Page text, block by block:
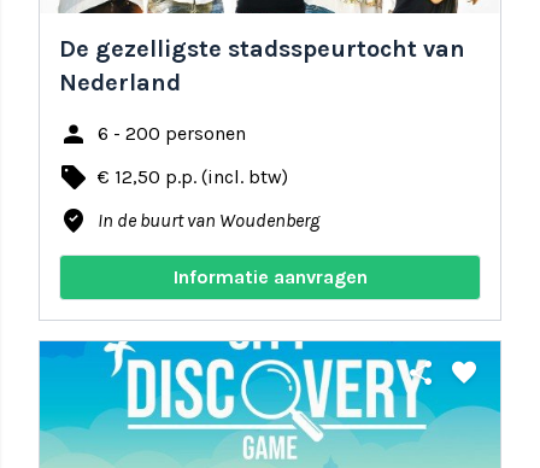
De gezelligste stadsspeurtocht van
Nederland
person 6 - 200 personen
local_offer € 12,50 p.p. (incl. btw)
where_to_vote In de buurt van Woudenberg
Informatie aanvragen
share favorite